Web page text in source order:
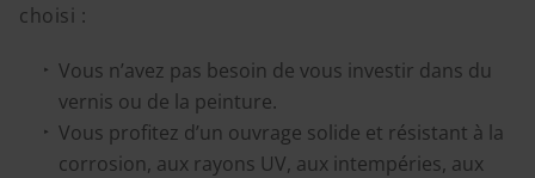
choisi :
Vous n’avez pas besoin de vous investir dans du
vernis ou de la peinture.
Vous profitez d’un ouvrage solide et résistant à la
corrosion, aux rayons UV, aux intempéries, aux